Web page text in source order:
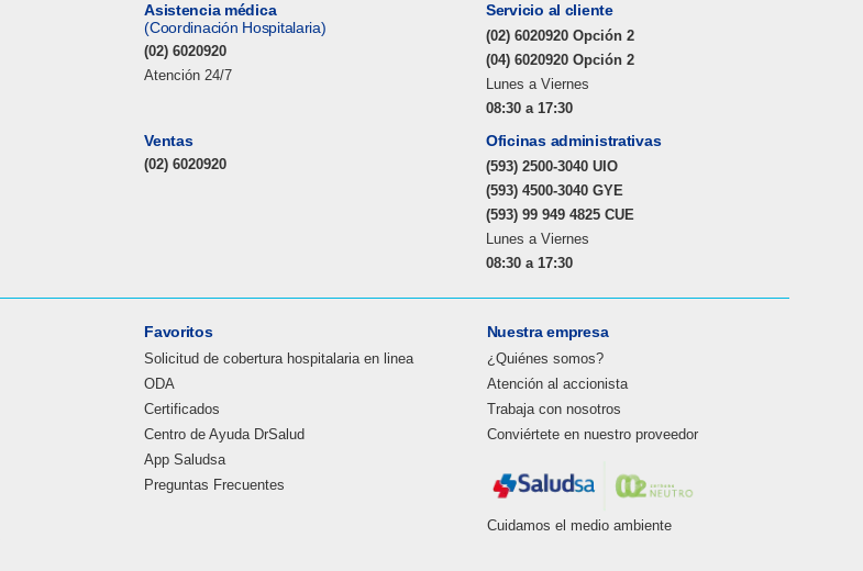
Asistencia médica
(Coordinación Hospitalaria)
(02) 6020920
Atención 24/7
Servicio al cliente
(02) 6020920 Opción 2
(04) 6020920 Opción 2
Lunes a Viernes
08:30 a 17:30
Ventas
(02) 6020920
Oficinas administrativas
(593) 2500-3040 UIO
(593) 4500-3040 GYE
(593) 99 949 4825 CUE
Lunes a Viernes
08:30 a 17:30
Favoritos
Solicitud de cobertura hospitalaria en linea
ODA
Certificados
Centro de Ayuda DrSalud
App Saludsa
Preguntas Frecuentes
Nuestra empresa
¿Quiénes somos?
Atención al accionista
Trabaja con nosotros
Conviértete en nuestro proveedor
Cuidamos el medio ambiente